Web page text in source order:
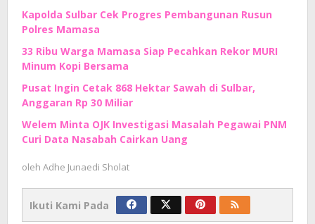
Kapolda Sulbar Cek Progres Pembangunan Rusun
Polres Mamasa
33 Ribu Warga Mamasa Siap Pecahkan Rekor MURI
Minum Kopi Bersama
Pusat Ingin Cetak 868 Hektar Sawah di Sulbar,
Anggaran Rp 30 Miliar
Welem Minta OJK Investigasi Masalah Pegawai PNM
Curi Data Nasabah Cairkan Uang
oleh Adhe Junaedi Sholat
Ikuti Kami Pada